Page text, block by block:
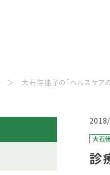
大石佳能子の「ヘルスケア
大石
診